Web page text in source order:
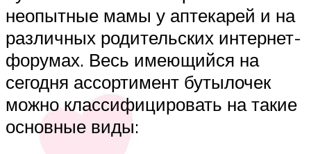
неопытные мамы у аптекарей и на
различных родительских интернет-
форумах. Весь имеющийся на
сегодня ассортимент бутылочек
можно классифицировать на такие
основные виды: